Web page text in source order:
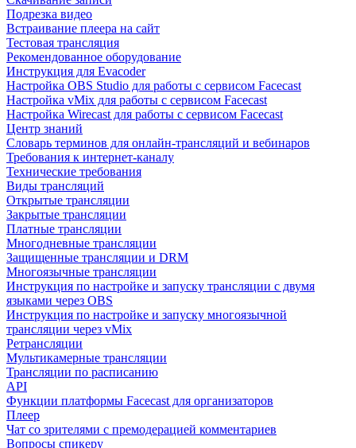
Подрезка видео
Встраивание плеера на сайт
Тестовая трансляция
Рекомендованное оборудование
Инструкция для Evacoder
Настройка OBS Studio для работы с сервисом Facecast
Настройка vMix для работы с сервисом Facecast
Настройка Wirecast для работы с сервисом Facecast
Центр знаний
Словарь терминов для онлайн-трансляций и вебинаров
Требования к интернет-каналу
Технические требования
Виды трансляций
Открытые трансляции
Закрытые трансляции
Платные трансляции
Многодневные трансляции
Защищенные трансляции и DRM
Многоязычные трансляции
Инструкция по настройке и запуску трансляции с двумя
языками через OBS
Инструкция по настройке и запуску многоязычной
трансляции через vMix
Ретрансляции
Мультикамерные трансляции
Трансляции по расписанию
API
Функции платформы Facecast для организаторов
Плеер
Чат со зрителями с премодерацией комментариев
Вопросы спикеру